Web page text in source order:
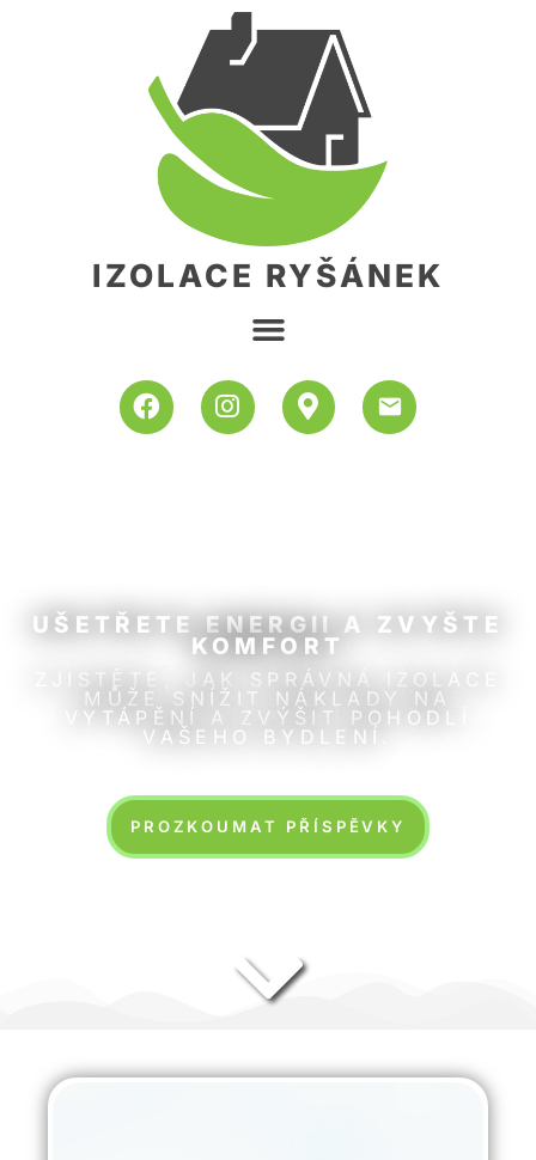
IZOLACE RYŠÁNEK
UŠETŘETE ENERGII A ZVYŠTE
KOMFORT
ZJISTĚTE, JAK SPRÁVNÁ IZOLACE
MŮŽE SNÍŽIT NÁKLADY NA
VYTÁPĚNÍ A ZVÝŠIT POHODLÍ
VAŠEHO BYDLENÍ.
PROZKOUMAT PŘÍSPĚVKY